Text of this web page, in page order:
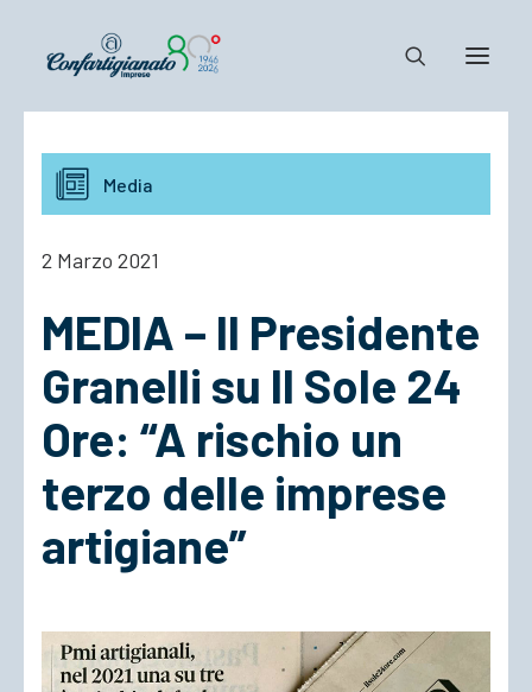
Notizie e Documenti
Confartigianato
Cosa Facciamo
Media
2 Marzo 2021
MEDIA – Il Presidente
Granelli su Il Sole 24
Ore: “A rischio un
terzo delle imprese
artigiane”